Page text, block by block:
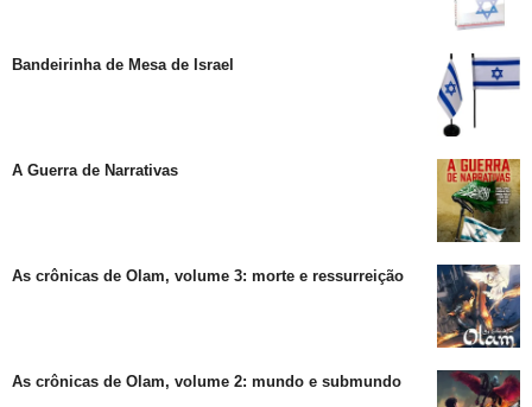
Bandeirinha de Mesa de Israel
A Guerra de Narrativas
As crônicas de Olam, volume 3: morte e ressurreição
As crônicas de Olam, volume 2: mundo e submundo